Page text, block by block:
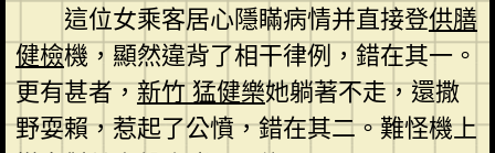
這位女乘客居心隱瞞病情并直接登供膳
健檢機，顯然違背了相干律例，錯在其一。
更有甚者，新竹 猛健樂她躺著不走，還撒
野耍賴，惹起了公憤，錯在其二。難怪機上